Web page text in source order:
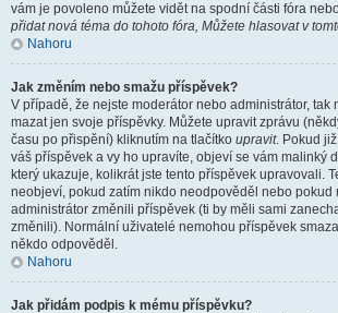
vám je povoleno můžete vidět na spodní části fóra
přidat nová téma do tohoto fóra, Můžete hlasovat v
Nahoru
Jak změním nebo smažu příspěvek?
V případě, že nejste moderátor nebo administrátor, tak
mazat jen svoje příspěvky. Můžete upravit zprávu
času po přispění) kliknutím na tlačítko upravit. Pokud
váš příspěvek a vy ho upravíte, objeví se vám malinký
který ukazuje, kolikrát jste tento příspěvek upravovali.
neobjeví, pokud zatím nikdo neodpověděl nebo pokud
administrátor změnili příspěvek (ti by měli sami
změnili). Normální uživatelé nemohou příspěvek
někdo odpověděl.
Nahoru
Jak přidám podpis k mému příspěvku?